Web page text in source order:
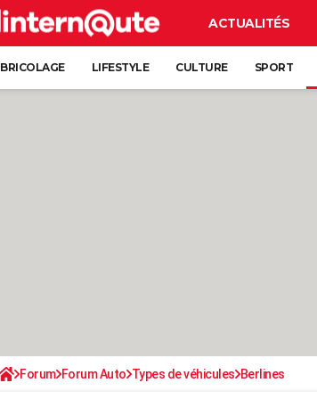
ACTUALITÉS
BRICOLAGE LIFESTYLE CULTURE SPORT
Forum Forum Auto Types de véhicules Berlines